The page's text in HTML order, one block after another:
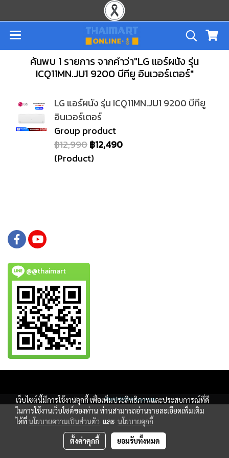
ค้นพบ 1 รายการ จากคำว่า"LG แอร์ผนัง รุ่น
ICQ11MN.JU1 9200 บีทียู อินเวอร์เตอร์"
LG แอร์ผนัง รุ่น ICQ11MN.JU1 9200 บีทียู
อินเวอร์เตอร์
Group product
฿12,990฿12,490
(Product)
@@thaimart
Powered byMakeWebEasy.com
เว็บไซต์นี้มีการใช้งานคุกกี้ เพื่อเพิ่มประสิทธิภาพและประสบการณ์ที่ดี
ในการใช้งานเว็บไซต์ของท่าน ท่านสามารถอ่านรายละเอียดเพิ่มเติม
ได้ที่นโยบายความเป็นส่วนตัว และ นโยบายคุกกี้
ตั้งค่าคุกกี้ ยอมรับทั้งหมด